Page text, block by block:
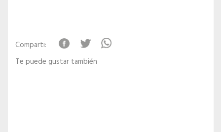
Comparti:
Te puede gustar también